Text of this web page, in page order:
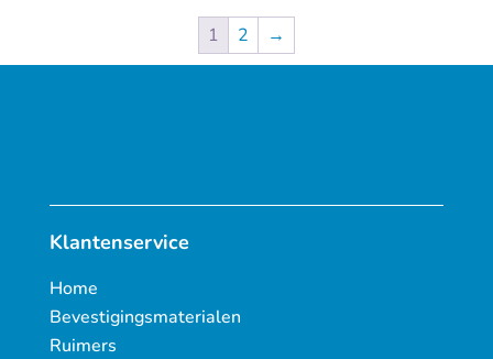
1 2 →
Klantenservice
Home
Bevestigingsmaterialen
Ruimers